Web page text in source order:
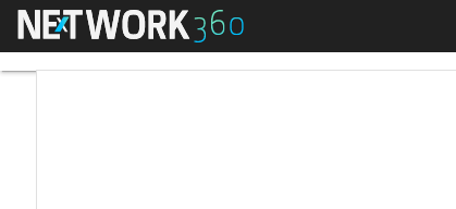
Menú